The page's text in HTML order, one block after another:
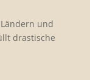
und
drasti­sche